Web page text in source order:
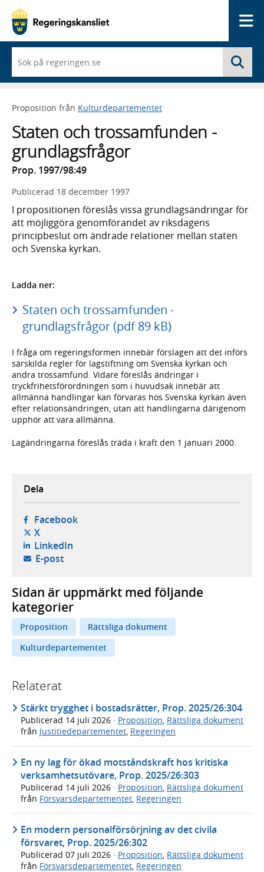
du
börjar
skriva
framträder
lista
med
sökförslag
Proposition från Kulturdepartementet
Staten och trossamfunden -
grundlagsfrågor
Prop. 1997/98:49
Publicerad 18 december 1997
I propositionen föreslås vissa grundlagsändringar för
att möjliggöra genomförandet av riksdagens
principbeslut om ändrade relationer mellan staten
och Svenska kyrkan.
Ladda ner:
Staten och trossamfunden -
grundlagsfrågor (pdf 89 kB)
I fråga om regeringsformen innebär förslagen att det införs
särskilda regler för lagstiftning om Svenska kyrkan och
andra trossamfund. Vidare föreslås ändringar i
tryckfrihetsförordningen som i huvudsak innebär att
allmänna handlingar kan förvaras hos Svenska kyrkan även
efter relationsändringen, utan att handlingarna därigenom
upphör att vara allmänna.
Lagändringarna föreslås träda i kraft den 1 januari 2000.
Dela
Facebook- öppnas i ny flik, extern webbplats,
X- öppnas i ny flik, extern webbplats,
LinkedIn- öppnas i ny flik, extern webbplats,
E-post- öppnar din e-postklient,
Sidan är uppmärkt med följande
kategorier
Proposition
Rättsliga dokument
Kulturdepartementet
Relaterat
Stärkt trygghet i bostadsrätter, Prop. 2025/26:304
Publicerad 14 juli 2026 · Proposition, Rättsliga dokument
från Justitiedepartementet, Regeringen
En ny lag för ökad motståndskraft hos kritiska
verksamhetsutövare, Prop. 2025/26:303
Publicerad 14 juli 2026 · Proposition, Rättsliga dokument
från Försvarsdepartementet, Regeringen
En modern personalförsörjning av det civila
försvaret, Prop. 2025/26:302
Publicerad 07 juli 2026 · Proposition Rättsliga dokument
från Försvarsdepartementet Regeringen